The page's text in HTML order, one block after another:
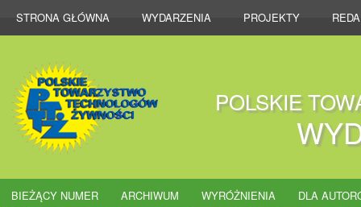
STRONA GŁÓWNA WYDARZENIA PROJEKTY
POLSKIE
BIEŻĄCY NUMER ARCHIWUM WYRÓŻNIENIA DLA